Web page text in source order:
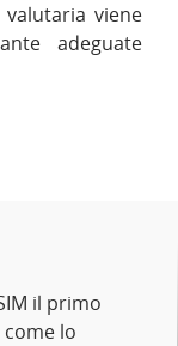
viene
adeguate
il primo
lo